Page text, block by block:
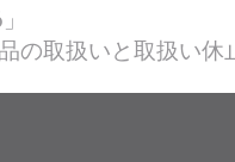
の取扱いと取扱い休